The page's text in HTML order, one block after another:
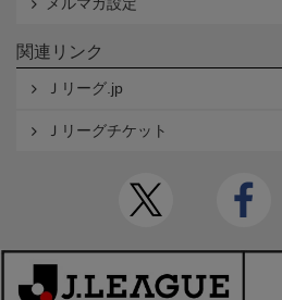
関連リンク
Ｊリーグ.jp
Ｊリーグチケット